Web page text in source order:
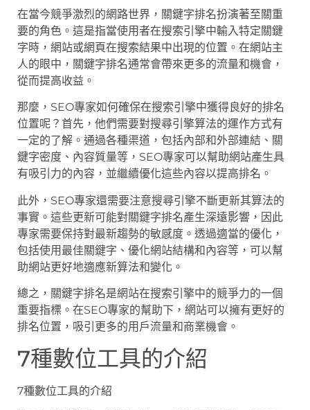
在當今競爭激烈的網路世界，關鍵字排名扮演著至關重
要的角色。這是指當使用者在搜索引擎中輸入特定關鍵
字時，網站或網頁在搜索結果中出現的位置。在網站主
人的眼中，關鍵字排名通常會帶來更多的流量和機會，
從而提高收益。
那麼，SEO專家如何確保在搜索引擎中獲得良好的排名
位置呢？首先，他們需要對搜尋引擎算法的運作方式有
一定的了解。通過各種渠道，包括內部和外部連結、關
鍵字密度、內容質量等，SEO專家可以幫助網站產生具
有吸引力的內容，並繼續優化這些內容以提高排名。
此外，SEO專家還需要注意搜尋引擎不斷更新其算法的
事實。這些更新可能對關鍵字排名產生深遠影響，因此
專家需要保持對最新趨勢的敏感度。透過適當的優化，
包括使用最佳關鍵字、優化網站結構和內容等，可以幫
助網站更好地適應新算法和變化。
總之，關鍵字排名是網站在搜索引擎中的競爭力的一個
重要指標。在SEO專家的幫助下，網站可以擁有更好的
排名位置，吸引更多的用戶流量和商業機會。
7種數位工具的介紹
7種數位工具的介紹